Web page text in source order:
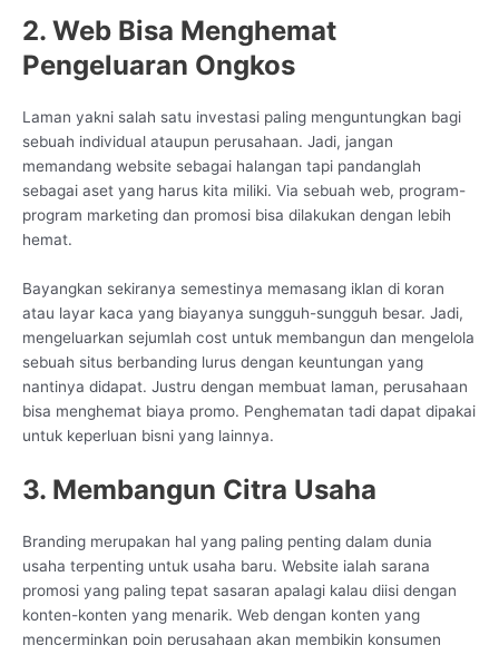
2. Web Bisa Menghemat
Pengeluaran Ongkos
Laman yakni salah satu investasi paling menguntungkan bagi
sebuah individual ataupun perusahaan. Jadi, jangan
memandang website sebagai halangan tapi pandanglah
sebagai aset yang harus kita miliki. Via sebuah web, program-
program marketing dan promosi bisa dilakukan dengan lebih
hemat.
Bayangkan sekiranya semestinya memasang iklan di koran
atau layar kaca yang biayanya sungguh-sungguh besar. Jadi,
mengeluarkan sejumlah cost untuk membangun dan mengelola
sebuah situs berbanding lurus dengan keuntungan yang
nantinya didapat. Justru dengan membuat laman, perusahaan
bisa menghemat biaya promo. Penghematan tadi dapat dipakai
untuk keperluan bisni yang lainnya.
3. Membangun Citra Usaha
Branding merupakan hal yang paling penting dalam dunia
usaha terpenting untuk usaha baru. Website ialah sarana
promosi yang paling tepat sasaran apalagi kalau diisi dengan
konten-konten yang menarik. Web dengan konten yang
mencerminkan poin perusahaan akan membikin konsumen